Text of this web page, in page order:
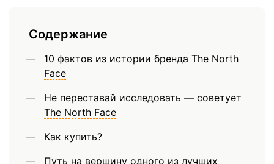
Содержание
10 фактов из истории бренда The North
Face
Не переставай исследовать — советует
The North Face
Как купить?
Путь на вершину одного из лучших